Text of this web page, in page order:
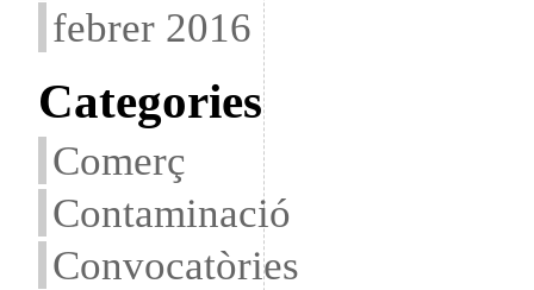
febrer 2016
Categories
Comerç
Contaminació
Convocatòries